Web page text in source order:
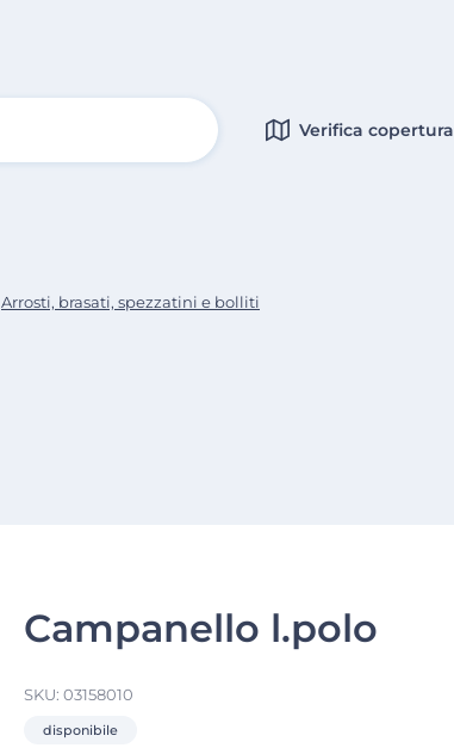
Verifica copertura
Arrosti, brasati, spezzatini e bolliti
Campanello l.polo
SKU: 03158010
disponibile